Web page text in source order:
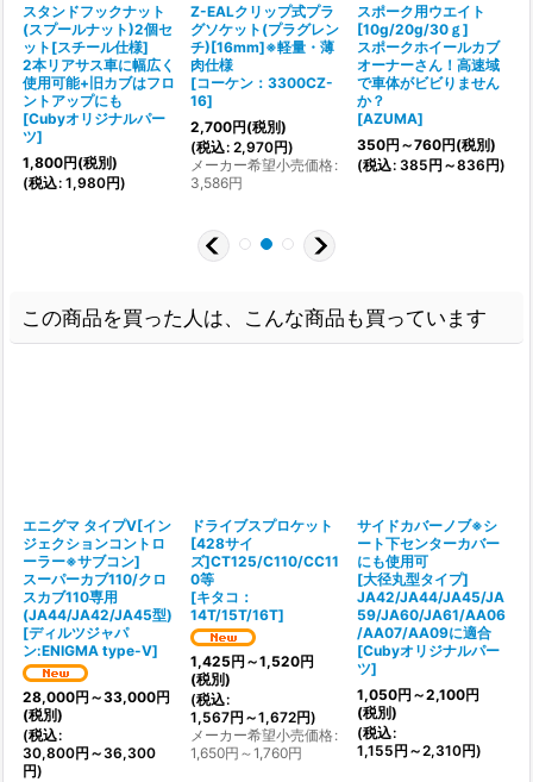
スタンドフックナット
(スプールナット)2個セ
ット[スチール仕様]
2本リアサス車に幅広く
使用可能+旧カブはフロ
ントアップにも
[Cubyオリジナルパー
ツ]
1,800円(税別)
(税込: 1,980円)
Z-EALクリップ式プラ
グソケット(プラグレン
チ)[16mm]※軽量・薄
肉仕様
[コーケン：3300CZ-
16]
2,700円(税別)
(税込: 2,970円)
メーカー希望小売価格:
3,586円
スポーク用ウエイト
[10g/20g/30ｇ]
スポークホイールカブ
オーナーさん！高速域
で車体がビビりません
か？
[AZUMA]
350円 ～760円(税別)
(税込: 385円 ～836円)
この商品を買った人は、こんな商品も買っています
エニグマ タイプV[イン
ジェクションコントロ
ーラー※サブコン]
スーパーカブ110/クロ
スカブ110専用
(JA44/JA42/JA45型)
[ディルツジャパ
ン:ENIGMA type-V]
28,000円 ～33,000円
(税別)
(税込:
30,800円 ～36,300
円)
ドライブスプロケット
[428サイ
ズ]CT125/C110/CC11
0等
[キタコ：
14T/15T/16T]
1,425円 ～1,520円
(税別)
(税込:
1,567円 ～1,672円)
メーカー希望小売価格:
1,650円 ～1,760円
サイドカバーノブ※シ
ート下センターカバー
にも使用可
[大径丸型タイプ]
JA42/JA44/JA45/JA
59/JA60/JA61/AA06
/AA07/AA09に適合
[Cubyオリジナルパー
ツ]
1,050円 ～2,100円
(税別)
(税込:
1,155円 ～2,310円)